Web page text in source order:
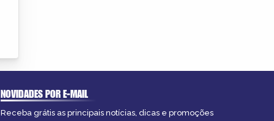
NOVIDADES POR E-MAIL
Receba grátis as principais notícias, dicas e promoções